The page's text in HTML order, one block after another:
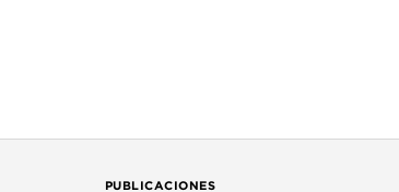
PUBLICACIONES